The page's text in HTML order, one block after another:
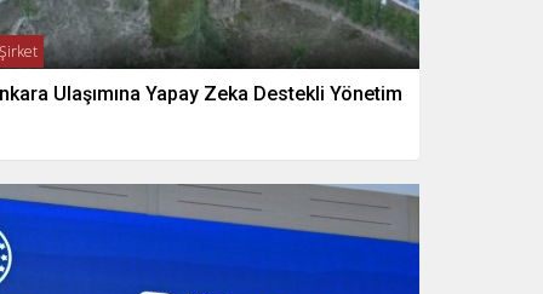
Şirket
Ulaşımına Yapay Zeka Destekli Yönetim